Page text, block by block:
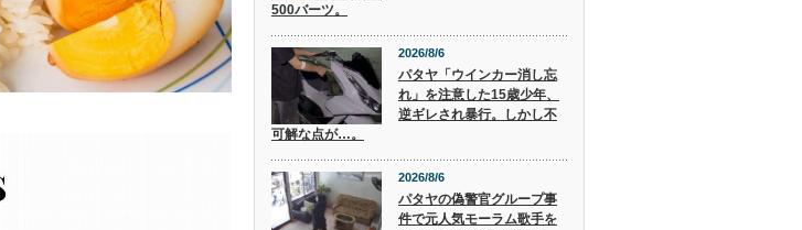
500バーツ。
2026/8/6
パタヤ「ウインカー消し忘
れ」を注意した15歳少年、
逆ギレされ暴行。しかし不
可解な点が…。
2026/8/6
パタヤの偽警官グループ事
件で元人気モーラム歌手を